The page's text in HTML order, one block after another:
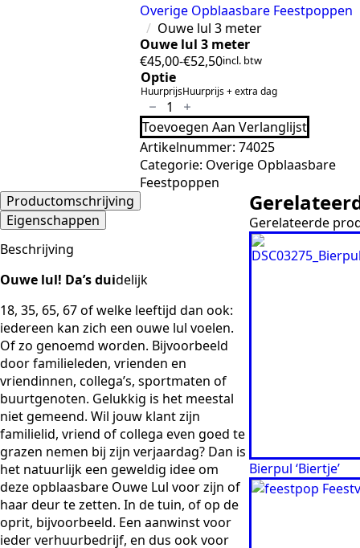
Overige Opblaasbare Feestpoppen
Ouwe lul 3 meter
Ouwe lul 3 meter
€45,00-€52,50
Prijsklasse:
€45,00
tot
€52,50
incl. btw
Optie
HuurprijsHuurprijs + extra dag
Ouwe
lul
3
meter
aantal
Toevoegen Aan Verlanglijst
Artikelnummer: 74025
Categorie: Overige Opblaasbare
Feestpoppen
Productomschrijving
Eigenschappen
Beschrijving
Ouwe lul! Da’sduidelijk
18, 35, 65, 67 of welke leeftijd dan ook:
iedereen kan zich een ouwe lul voelen.
Of zo genoemd worden. Bijvoorbeeld
door familieleden, vrienden en
vriendinnen, collega’s, sportmaten of
buurtgenoten. Gelukkig is het meestal
niet gemeend. Wil jouw klant zijn
familielid, vriend ofcollega even goed te
grazen nemen bij zijn verjaardag? Dan is
het natuurlijk een geweldig idee om
deze opblaasbare Ouwe Lul voor zijn of
haar deur te zetten. In de tuin, of op de
oprit, bijvoorbeeld. Een aanwinst voor
ieder verhuurbedrijf, en dus ookvoor
Gerelateerde
Bierpul ‘Biertje’